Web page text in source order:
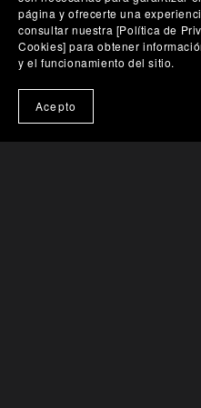
página y ofrecerte una
consultar nuestra [Política de
Cookies] para obtener
y el funcionamiento del sitio.
Acepto